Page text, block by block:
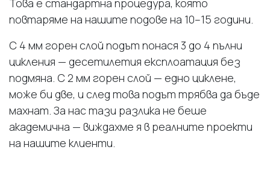
Това е стандартна процедура, която
повтаряме на нашите подове на 10–15 години.
С 4 мм горен слой подът понася 3 до 4 пълни
цикления — десетилетия експлоатация без
подмяна. С 2 мм горен слой — едно циклене,
може би две, и след това подът трябва да бъде
махнат. За нас тази разлика не беше
академична — виждахме я в реалните проекти
на нашите клиенти.